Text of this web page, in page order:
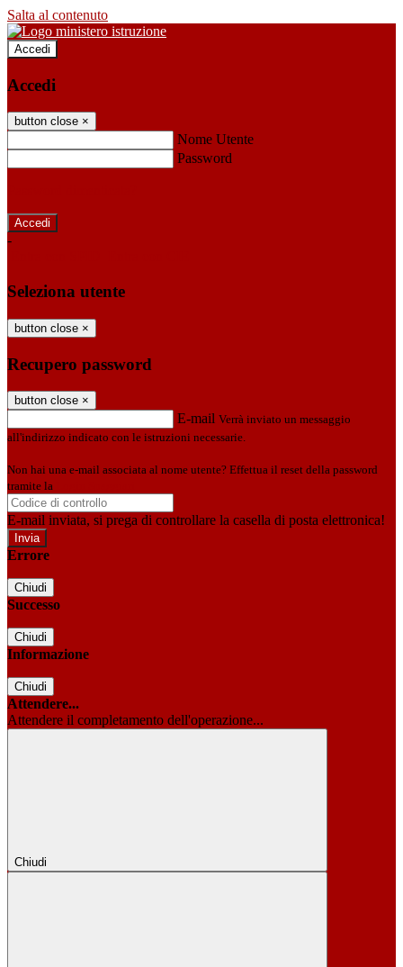
Salta al contenuto
Accedi
Accedi
button close ×
Nome Utente
Password
-
Seleziona utente
button close ×
Recupero password
button close ×
E-mail Verrà inviato un messaggio
all'indirizzo indicato con le istruzioni necessarie.
Non hai una e-mail associata al nome utente? Effettua il reset della password
tramite la
E-mail inviata, si prega di controllare la casella di posta elettronica!
Errore
Chiudi
Successo
Chiudi
Informazione
Chiudi
Attendere...
Attendere il completamento dell'operazione...
Chiudi